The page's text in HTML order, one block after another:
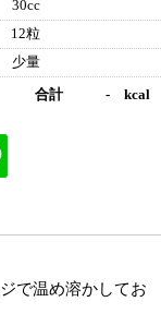
30cc
12粒
少量
合計 - kcal
で温め溶かしてお